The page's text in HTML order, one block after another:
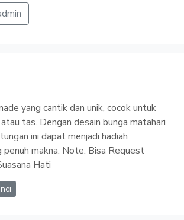
yang cantik dan unik, cocok untuk
tas. Dengan desain bunga matahari
ini dapat menjadi hadiah
penuh makna. Note: Bisa Request
Hati